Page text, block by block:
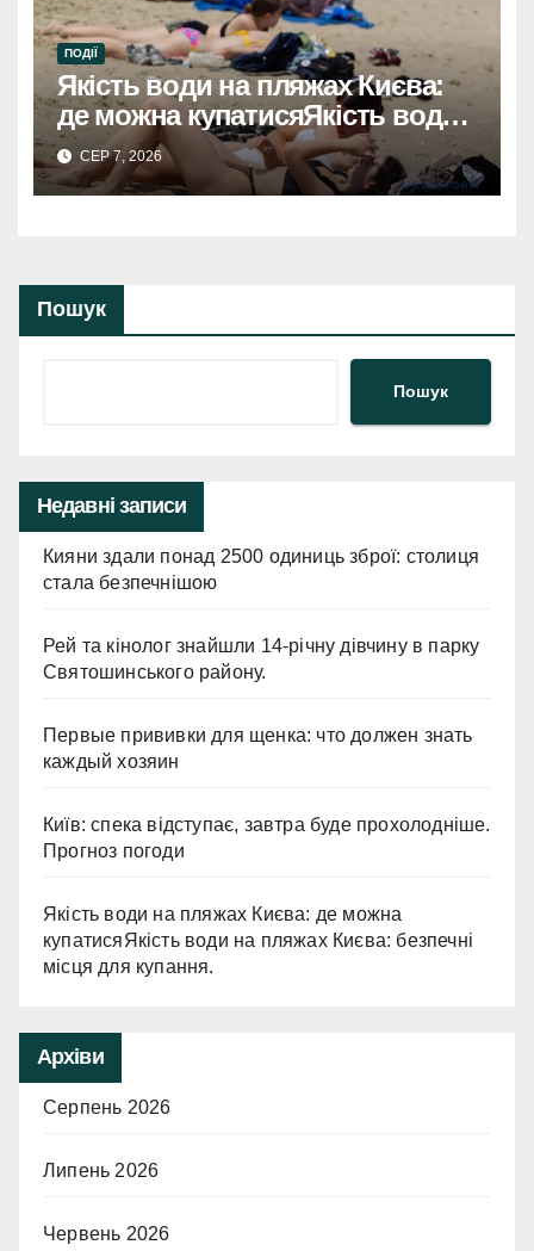
ПОДІЇ
Якість води на пляжах Києва:
де можна купатисяЯкість води
на пляжах Києва: безпечні
місця для купання.
СЕР 7, 2026
Пошук
Пошук
Недавні записи
Кияни здали понад 2500 одиниць зброї: столиця
стала безпечнішою
Рей та кінолог знайшли 14-річну дівчину в парку
Святошинського району.
Первые прививки для щенка: что должен знать
каждый хозяин
Київ: спека відступає, завтра буде прохолодніше.
Прогноз погоди
Якість води на пляжах Києва: де можна
купатисяЯкість води на пляжах Києва: безпечні
місця для купання.
Архіви
Серпень 2026
Липень 2026
Червень 2026